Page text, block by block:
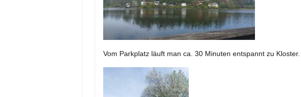
Vom Parkplatz läuft man ca. 30 Minuten entspannt zu Kloster.